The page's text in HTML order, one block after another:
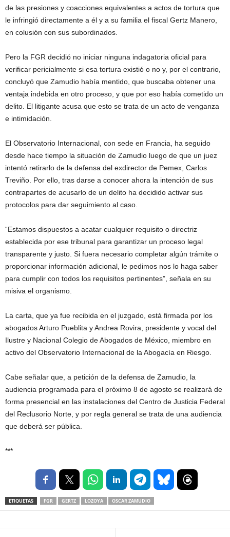
de las presiones y coacciones equivalentes a actos de tortura que
le infringió directamente a él y a su familia el fiscal Gertz Manero,
en colusión con sus subordinados.
Pero la FGR decidió no iniciar ninguna indagatoria oficial para
verificar pericialmente si esa tortura existió o no y, por el contrario,
concluyó que Zamudio había mentido, que buscaba obtener una
ventaja indebida en otro proceso, y que por eso había cometido un
delito. El litigante acusa que esto se trata de un acto de venganza
e intimidación.
El Observatorio Internacional, con sede en Francia, ha seguido
desde hace tiempo la situación de Zamudio luego de que un juez
intentó retirarlo de la defensa del exdirector de Pemex, Carlos
Treviño. Por ello, tras darse a conocer ahora la intención de sus
contrapartes de acusarlo de un delito ha decidido activar sus
protocolos para dar seguimiento al caso.
“Estamos dispuestos a acatar cualquier requisito o directriz
establecida por ese tribunal para garantizar un proceso legal
transparente y justo. Si fuera necesario completar algún trámite o
proporcionar información adicional, le pedimos nos lo haga saber
para cumplir con todos los requisitos pertinentes”, señala en su
misiva el organismo.
La carta, que ya fue recibida en el juzgado, está firmada por los
abogados Arturo Pueblita y Andrea Rovira, presidente y vocal del
Ilustre y Nacional Colegio de Abogados de México, miembro en
activo del Observatorio Internacional de la Abogacía en Riesgo.
Cabe señalar que, a petición de la defensa de Zamudio, la
audiencia programada para el próximo 8 de agosto se realizará de
forma presencial en las instalaciones del Centro de Justicia Federal
del Reclusorio Norte, y por regla general se trata de una audiencia
que deberá ser pública.
***
ETIQUETAS FGR GERTZ LOZOYA OSCAR ZAMUDIO